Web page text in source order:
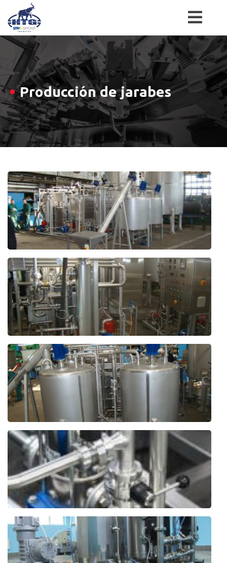
Skip
content
Producción de jarabes